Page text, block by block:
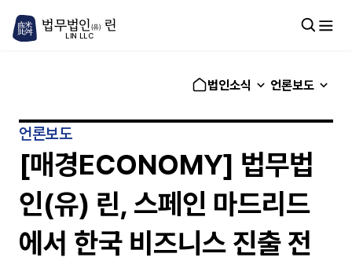
법무법인 (유) 린
LIN LLC
법인소식 언론보도
언론보도
[매경ECONOMY] 법무법
인(유) 린, 스페인 마드리드
에서 한국 비즈니스 진출 전